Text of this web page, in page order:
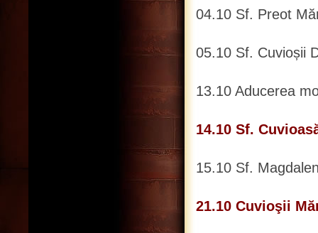
04.10 Sf. Preot
05.10 Sf. Cuvioșii
13.10 Aducerea
14.10 Sf.
15.10 Sf.
21.10 Cuvioşii